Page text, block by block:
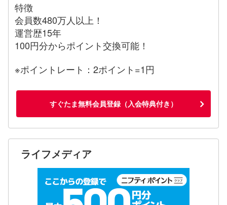
特徴
会員数480万人以上！
運営歴15年
100円分からポイント交換可能！
※ポイントレート：2ポイント=1円
すぐたま無料会員登録（入会特典付き）
ライフメディア